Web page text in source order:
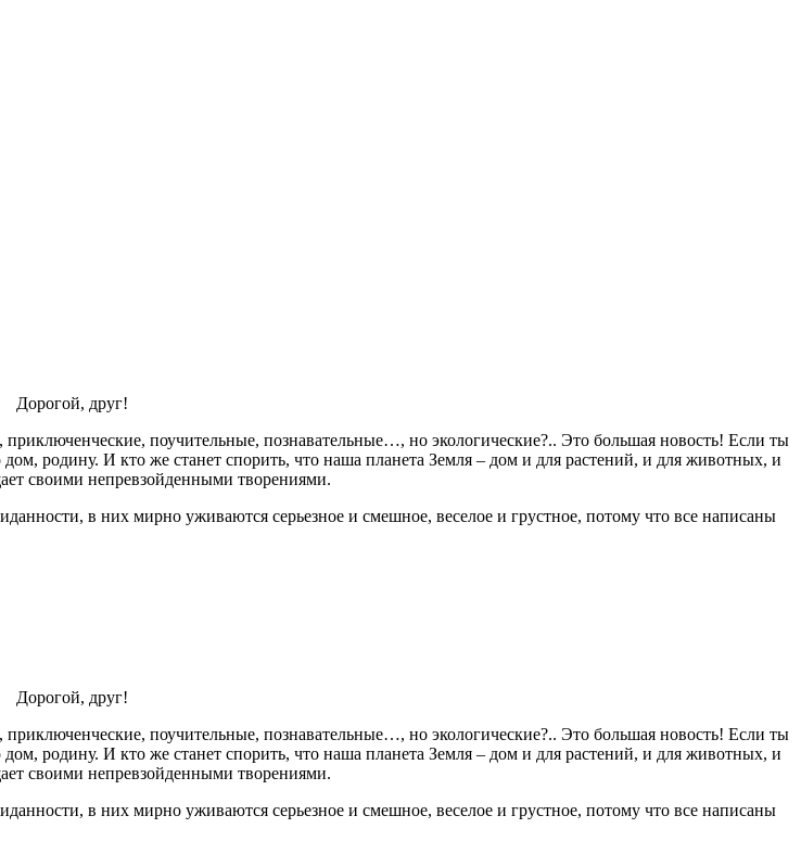
Дорогой, друг!
поучительные, познавательные…, но экологические?.. Это большая новость! Если ты
дом, родину. И кто же станет спорить, что наша планета Земля – дом и для растений, и для животных, и
своими непревзойденными творениями.
в них мирно уживаются серьезное и смешное, веселое и грустное, потому что все написаны
Дорогой, друг!
поучительные, познавательные…, но экологические?.. Это большая новость! Если ты
дом, родину. И кто же станет спорить, что наша планета Земля – дом и для растений, и для животных, и
своими непревзойденными творениями.
в них мирно уживаются серьезное и смешное, веселое и грустное, потому что все написаны